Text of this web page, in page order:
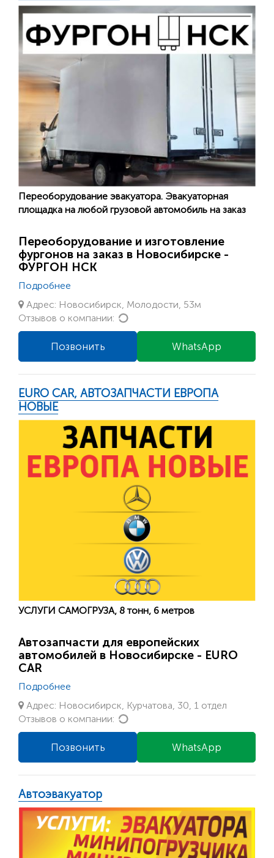
Переоборудование эвакуатора. Эвакуаторная
площадка на любой грузовой автомобиль на заказ
Переоборудование и изготовление
фургонов на заказ в Новосибирске -
ФУРГОН НСК
Подробнее
Адрес: Новосибирск, Молодости, 53м
Отзывов о компании:
WhatsApp
Позвонить
EURO CAR, АВТОЗАПЧАСТИ ЕВРОПА
НОВЫЕ
УСЛУГИ САМОГРУЗА, 8 тонн, 6 метров
Автозапчасти для европейских
автомобилей в Новосибирске - EURO
CAR
Подробнее
Адрес: Новосибирск, Курчатова, 30, 1 отдел
Отзывов о компании:
WhatsApp
Позвонить
Автоэвакуатор